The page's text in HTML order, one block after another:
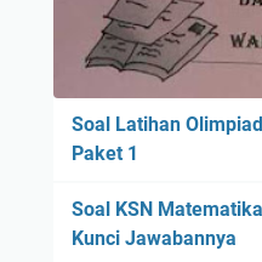
Soal Latihan
Paket 1
Soal KSN
Kunci Jawabannya